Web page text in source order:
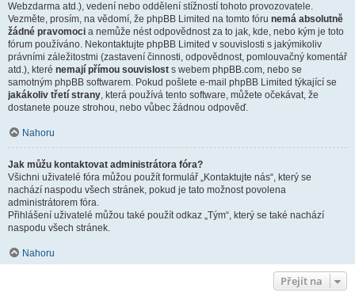
Webzdarma atd.), vedení nebo oddělení stížností tohoto provozovatele.
Vezměte, prosím, na vědomí, že phpBB Limited na tomto fóru nemá absolutně
žádné pravomoci a nemůže nést odpovědnost za to jak, kde, nebo kým je toto
fórum používáno. Nekontaktujte phpBB Limited v souvislosti s jakýmikoliv
právními záležitostmi (zastavení činnosti, odpovědnost, pomlouvačný komentář
atd.), které nemají přímou souvislost s webem phpBB.com, nebo se
samotným phpBB softwarem. Pokud pošlete e-mail phpBB Limited týkající se
jakákoliv třetí strany, která používá tento software, můžete očekávat, že
dostanete pouze strohou, nebo vůbec žádnou odpověď.
Nahoru
Jak můžu kontaktovat administrátora fóra?
Všichni uživatelé fóra můžou použít formulář „Kontaktujte nás“, který se
nachází naspodu všech stránek, pokud je tato možnost povolena
administrátorem fóra.
Přihlášení uživatelé můžou také použít odkaz „Tým“, který se také nachází
naspodu všech stránek.
Nahoru
Přejít na